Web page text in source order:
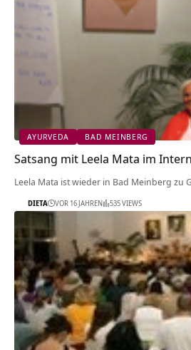
AYURVEDA BAD MEINBERG
Satsang mit Leela Mata im
Leela Mata ist wieder in Bad Meinberg zu
DIETA VOR 16 JAHREN 535 VIEWS